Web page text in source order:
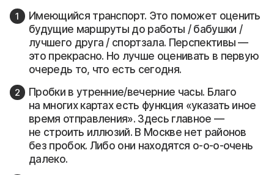
Имеющийся транспорт. Это поможет оценить
будущие маршруты до работы / бабушки /
лучшего друга / спортзала. Перспективы —
это прекрасно. Но лучше оценивать в первую
очередь то, что есть сегодня.
Пробки в утренние/вечерние часы. Благо
на многих картах есть функция «указать иное
время отправления». Здесь главное —
не строить иллюзий. В Москве нет районов
без пробок. Либо они находятся о-о-о-очень
далеко.